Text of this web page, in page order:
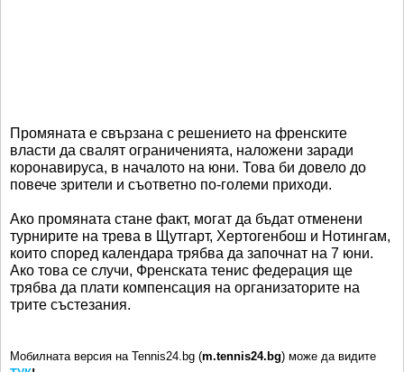
Промяната е свързана с решението на френските
власти да свалят ограниченията, наложени заради
коронавируса, в началото на юни. Това би довело до
повече зрители и съответно по-големи приходи.
Ако промяната стане факт, могат да бъдат отменени
турнирите на трева в Щутгарт, Хертогенбош и Нотингам,
които според календара трябва да започнат на 7 юни.
Ако това се случи, Френската тенис федерация ще
трябва да плати компенсация на организаторите на
трите състезания.
Мобилната версия на Tennis24.bg (m.tennis24.bg) може да видите